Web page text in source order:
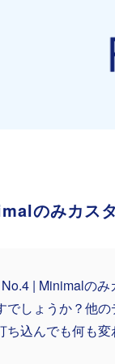
のみカス
| Minimalの
でしょうか？他
ち込んでも何も変